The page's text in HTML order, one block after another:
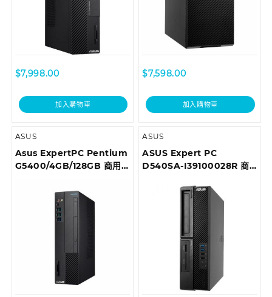
$7,998.00
加入購物車
$7,598.00
加入購物車
ASUS
Asus ExpertPC Pentium
G5400/4GB/128GB 商用
0G5400002T
ASUS
ASUS Expert PC
D540SA-I39100028R 商